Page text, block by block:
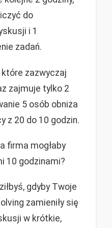
do
i 1
zadań.
zazwyczaj
zajmuje tylko 2
5 osób obniża
z 20 do 10 godzin.
firma mogłaby
10 godzinami?
gdyby Twoje
zamieniły się
w krótkie,